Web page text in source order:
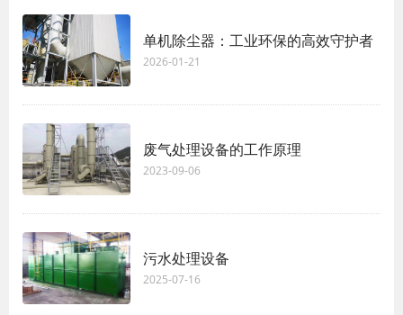
单机除尘器：工业环保的高效守护者
2026-01-21
废气处理设备的工作原理
2023-09-06
污水处理设备
2025-07-16